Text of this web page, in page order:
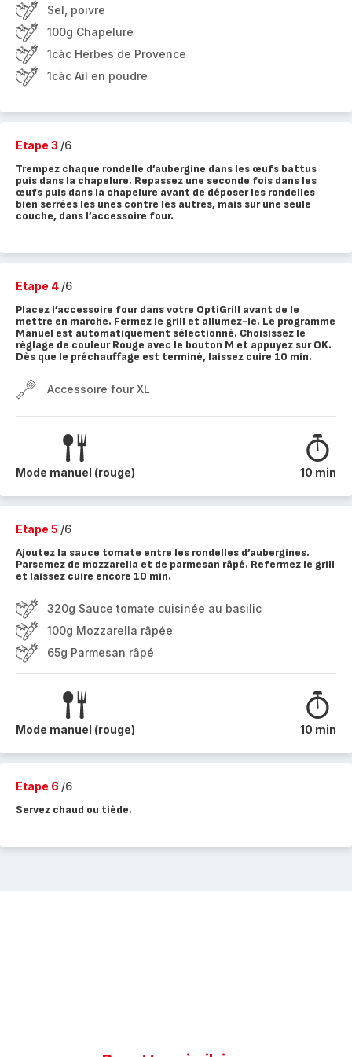
Sel, poivre
100g Chapelure
1càc Herbes de Provence
1càc Ail en poudre
Etape 3 /6
Trempez chaque rondelle d’aubergine dans les œufs battus
puis dans la chapelure. Repassez une seconde fois dans les
œufs puis dans la chapelure avant de déposer les rondelles
bien serrées les unes contre les autres, mais sur une seule
couche, dans l’accessoire four.
Etape 4 /6
Placez l’accessoire four dans votre OptiGrill avant de le
mettre en marche. Fermez le grill et allumez-le. Le programme
Manuel est automatiquement sélectionné. Choisissez le
réglage de couleur Rouge avec le bouton M et appuyez sur OK.
Dès que le préchauffage est terminé, laissez cuire 10 min.
Accessoire four XL
Mode manuel (rouge) 10 min
Etape 5 /6
Ajoutez la sauce tomate entre les rondelles d’aubergines.
Parsemez de mozzarella et de parmesan râpé. Refermez le grill
et laissez cuire encore 10 min.
320g Sauce tomate cuisinée au basilic
100g Mozzarella râpée
65g Parmesan râpé
Mode manuel (rouge) 10 min
Etape 6 /6
Servez chaud ou tiède.